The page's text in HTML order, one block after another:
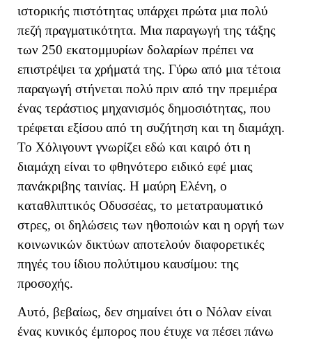
ιστορικής πιστότητας υπάρχει πρώτα μια πολύ
πεζή πραγματικότητα. Μια παραγωγή της τάξης
των 250 εκατομμυρίων δολαρίων πρέπει να
επιστρέψει τα χρήματά της. Γύρω από μια τέτοια
παραγωγή στήνεται πολύ πριν από την πρεμιέρα
ένας τεράστιος μηχανισμός δημοσιότητας, που
τρέφεται εξίσου από τη συζήτηση και τη διαμάχη.
Το Χόλιγουντ γνωρίζει εδώ και καιρό ότι η
διαμάχη είναι το φθηνότερο ειδικό εφέ μιας
πανάκριβης ταινίας. Η μαύρη Ελένη, ο
καταθλιπτικός Οδυσσέας, το μετατραυματικό
στρες, οι δηλώσεις των ηθοποιών και η οργή των
κοινωνικών δικτύων αποτελούν διαφορετικές
πηγές του ίδιου πολύτιμου καυσίμου: της
προσοχής.
Αυτό, βεβαίως, δεν σημαίνει ότι ο Νόλαν είναι
ένας κυνικός έμπορος που έτυχε να πέσει πάνω